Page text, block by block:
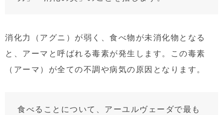
消化力（アグニ）が弱く、食べ物が未消化物となる
と、アーマと呼ばれる毒素が発生します。この毒素
（アーマ）が全ての不調や病気の原因となります。
食べることについて、アーユルヴェーダで最も